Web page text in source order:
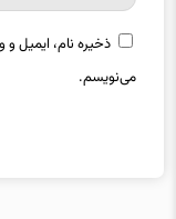
ذخیره نام، ایمیل و
می‌نویسم.